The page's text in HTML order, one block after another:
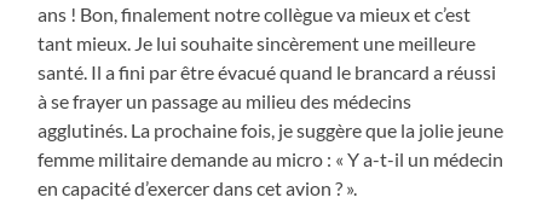
ans ! Bon, finalement notre collègue va mieux et c’est
tant mieux. Je lui souhaite sincèrement une meilleure
santé. Il a fini par être évacué quand le brancard a réussi
à se frayer un passage au milieu des médecins
agglutinés. La prochaine fois, je suggère que la jolie jeune
femme militaire demande au micro : « Y a-t-il un médecin
en capacité d’exercer dans cet avion ? ».